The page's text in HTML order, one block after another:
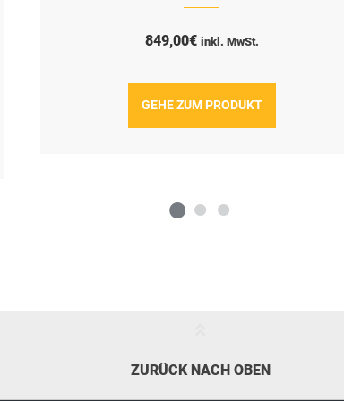
849,00€ inkl. MwSt.
GEHE ZUM PRODUKT
ZURÜCK NACH OBEN